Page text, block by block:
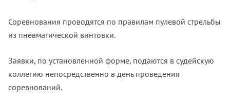
Соревнования проводятся по правилам пулевой стрельбы
из пневматической винтовки.
Заявки, по установленной форме, подаются в судейскую
коллегию непосредственно в день проведения
соревнований.